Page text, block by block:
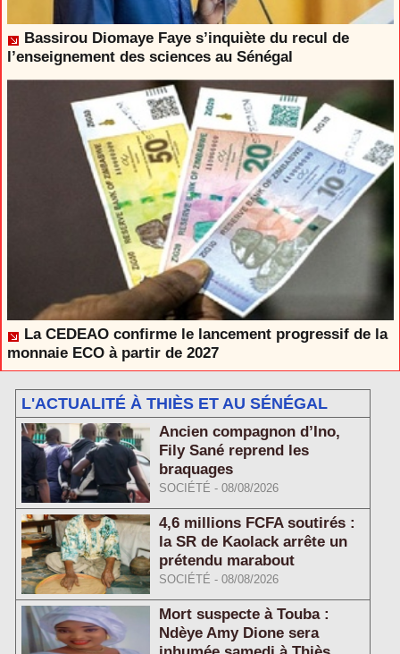
Bassirou Diomaye Faye s’inquiète du recul de
l’enseignement des sciences au Sénégal
La CEDEAO confirme le lancement progressif de la
monnaie ECO à partir de 2027
L'ACTUALITÉ À THIÈS ET AU SÉNÉGAL
Ancien compagnon d’Ino,
Fily Sané reprend les
braquages
SOCIÉTÉ - 08/08/2026
4,6 millions FCFA soutirés :
la SR de Kaolack arrête un
prétendu marabout
SOCIÉTÉ - 08/08/2026
Mort suspecte à Touba :
Ndèye Amy Dione sera